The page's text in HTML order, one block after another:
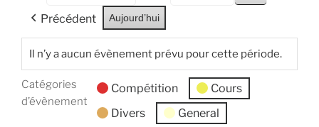
Précédent Aujourd’hui
Il n’y a aucun évènement prévu pour cette période.
Catégories
d’évènement
Compétition
Cours
Divers
General